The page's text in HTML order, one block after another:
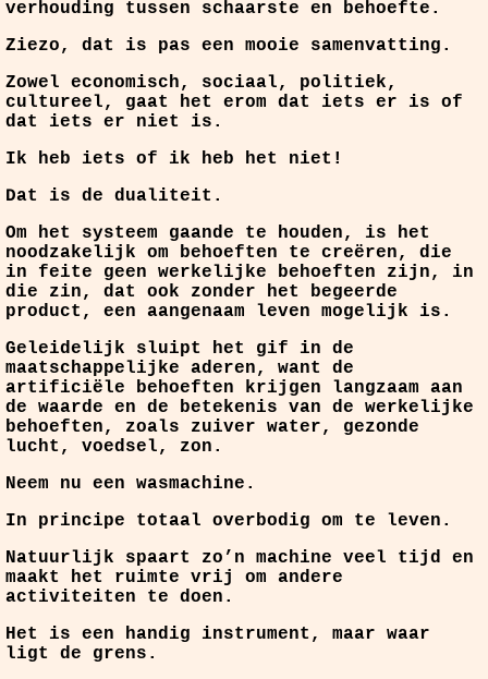
verhouding tussen schaarste en behoefte.
Ziezo, dat is pas een mooie samenvatting.
Zowel economisch, sociaal, politiek,
cultureel, gaat het erom dat iets er is of
dat iets er niet is.
Ik heb iets of ik heb het niet!
Dat is de dualiteit.
Om het systeem gaande te houden, is het
noodzakelijk om behoeften te creëren, die
in feite geen werkelijke behoeften zijn, in
die zin, dat ook zonder het begeerde
product, een aangenaam leven mogelijk is.
Geleidelijk sluipt het gif in de
maatschappelijke aderen, want de
artificiële behoeften krijgen langzaam aan
de waarde en de betekenis van de werkelijke
behoeften, zoals zuiver water, gezonde
lucht, voedsel, zon.
Neem nu een wasmachine.
In principe totaal overbodig om te leven.
Natuurlijk spaart zo’n machine veel tijd en
maakt het ruimte vrij om andere
activiteiten te doen.
Het is een handig instrument, maar waar
ligt de grens.